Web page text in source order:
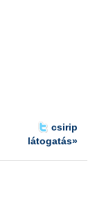
csirip
látogatás»